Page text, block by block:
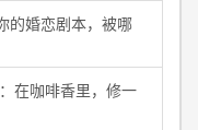
的婚恋剧本，被哪
在咖啡香里，修一